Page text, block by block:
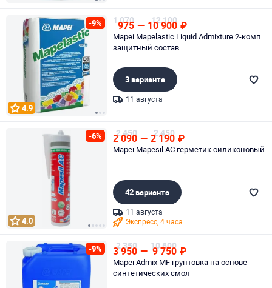
-9%
4.9
1 070
975 — 12 100
10 900 ₽
Mapei Mapelastic Liquid Admixture 2-комп
защитный состав
3 варианта
11 августа
-6%
4.0
2 450
2 090 — 2 450
2 190 ₽
Mapei Mapesil AC герметик силиконовый
42 варианта
11 августа
Экспресс, 4 часа
-9% 2 350
3 950 — 10 600
9 750 ₽
Mapei Admix MF грунтовка на основе
синтетических смол